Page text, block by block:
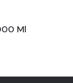
Ml